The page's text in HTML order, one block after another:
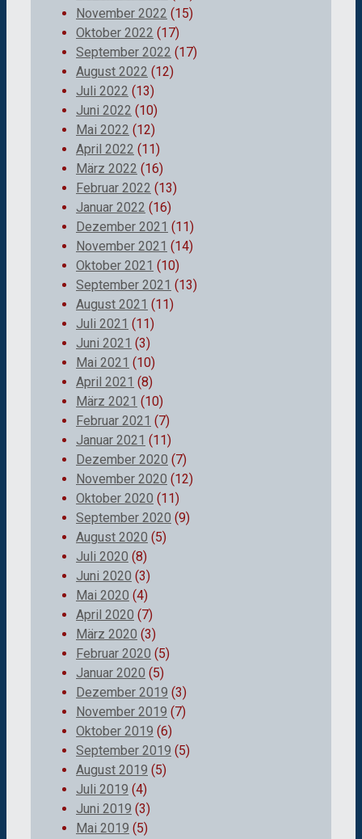
November 2022 (15)
Oktober 2022 (17)
September 2022 (17)
August 2022 (12)
Juli 2022 (13)
Juni 2022 (10)
Mai 2022 (12)
April 2022 (11)
März 2022 (16)
Februar 2022 (13)
Januar 2022 (16)
Dezember 2021 (11)
November 2021 (14)
Oktober 2021 (10)
September 2021 (13)
August 2021 (11)
Juli 2021 (11)
Juni 2021 (3)
Mai 2021 (10)
April 2021 (8)
März 2021 (10)
Februar 2021 (7)
Januar 2021 (11)
Dezember 2020 (7)
November 2020 (12)
Oktober 2020 (11)
September 2020 (9)
August 2020 (5)
Juli 2020 (8)
Juni 2020 (3)
Mai 2020 (4)
April 2020 (7)
März 2020 (3)
Februar 2020 (5)
Januar 2020 (5)
Dezember 2019 (3)
November 2019 (7)
Oktober 2019 (6)
September 2019 (5)
August 2019 (5)
Juli 2019 (4)
Juni 2019 (3)
Mai 2019 (5)